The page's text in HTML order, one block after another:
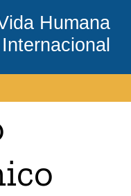
Humana
Internacional